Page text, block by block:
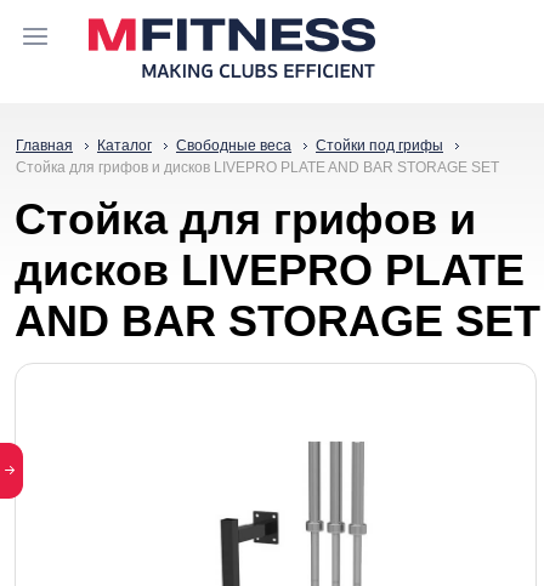
Главная Каталог Свободные веса
Стойки под грифы
Стойка для грифов и дисков LIVEPRO PLATE AND BAR STORAGE SET
Стойка для грифов и
дисков LIVEPRO PLATE
AND BAR STORAGE SET